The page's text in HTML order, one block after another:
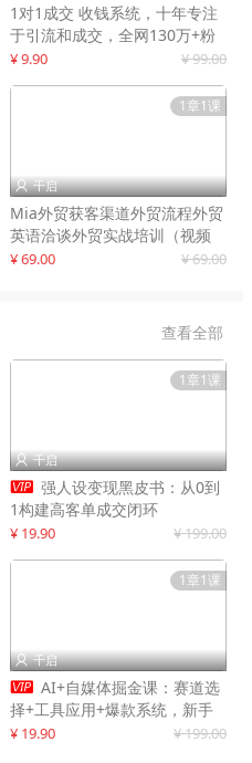
1对1成交 收钱系统，十年专注
于引流和成交，全网130万+粉
丝
¥ 9.90 ¥ 99.00
1章1课
 千启
Mia外贸获客渠道外贸流程外贸
英语洽谈外贸实战培训（视频
课）价值399元
¥ 69.00 ¥ 69.00
查看全部
1章1课
 千启
 强人设变现黑皮书：从0到
1构建高客单成交闭环
¥ 19.90 ¥ 199.00
1章1课
 千启
 AI+自媒体掘金课：赛道选
择+工具应用+爆款系统，新手
快速起步，副业月入8000+
¥ 19.90 ¥ 199.00